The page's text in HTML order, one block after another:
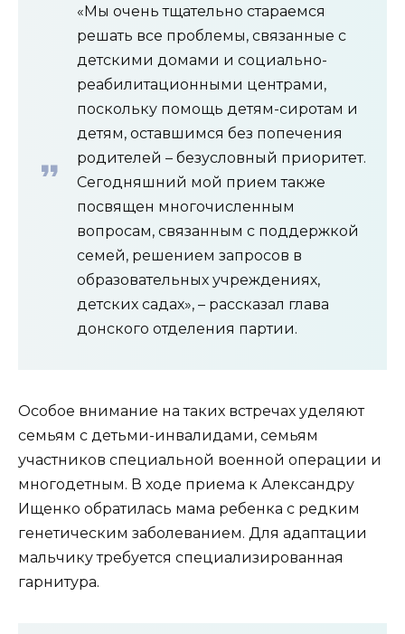
«Мы очень тщательно стараемся
решать все проблемы, связанные с
детскими домами и социально-
реабилитационными центрами,
поскольку помощь детям-сиротам и
детям, оставшимся без попечения
родителей – безусловный приоритет.
Сегодняшний мой прием также
посвящен многочисленным
вопросам, связанным с поддержкой
семей, решением запросов в
образовательных учреждениях,
детских садах», – рассказал глава
донского отделения партии.
Особое внимание на таких встречах уделяют
семьям с детьми-инвалидами, семьям
участников специальной военной операции и
многодетным. В ходе приема к Александру
Ищенко обратилась мама ребенка с редким
генетическим заболеванием. Для адаптации
мальчику требуется специализированная
гарнитура.